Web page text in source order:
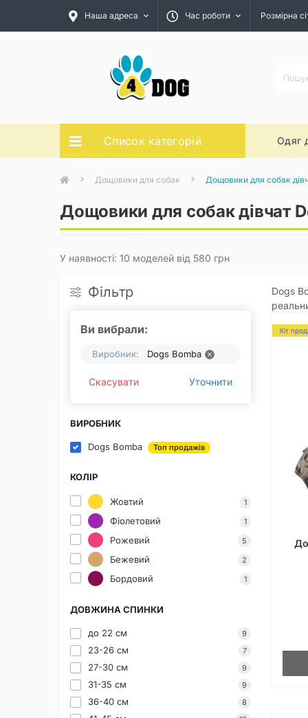
Наша адреса Час роботи Розмірна
Список категорій Одяг
Дощовики для собак Дощовики для собак
Дощовики для собак дівчат
У наявності: 10 моделей від 580 грн
Фільтр
Ви вибрали:
Виробник: Dogs Bomba
Скасувати Уточнити
ВИРОБНИК
Dogs Bomba Топ продажів
КОЛІР
Жовтий 1
Фіолетовий 1
Рожевий 5
Бежевий 2
Бордовий 1
ДОВЖИНА СПИНКИ
до 22 см 9
23-26 см 7
27-30 см 9
31-35 см 9
36-40 см 8
Dogs
Хіт